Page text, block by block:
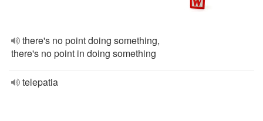
there's no point doing something,
there's no point in doing something
telepatia